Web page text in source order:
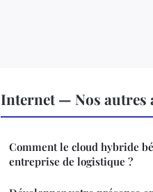
Internet — Nos autres
Comment le cloud hybride
entreprise de logistique ?